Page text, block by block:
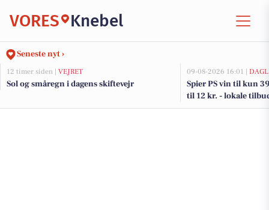
VORES Knebel
Seneste nyt ›
12 timer siden | VEJRET
Sol og småregn i dagens skiftevejr
09-08-2026 16:01 |
Spier PS vin til kun
til 12 kr. - lokale